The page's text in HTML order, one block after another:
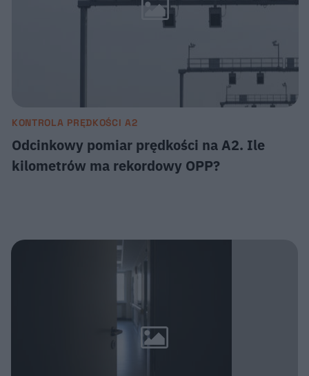
KONTROLA PRĘDKOŚCI A2
Odcinkowy pomiar prędkości na A2. Ile
kilometrów ma rekordowy OPP?